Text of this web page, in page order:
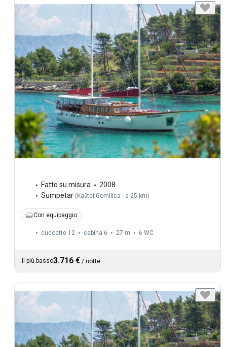
Fatto su misura
2008
Sumpetar ( Kaštel Gomilica : a 25 km)
Con equipaggio
cuccette 12 cabina 6 27 m 6 WC
Il più basso3.716 € / notte